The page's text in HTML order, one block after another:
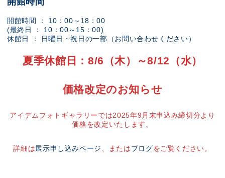
開館時間 ： 10：00～18：00
(最終日 ： 10：00～15：00)
休館日 ： 日曜日・祝日の一部（お問い合わせください）
夏季休館日：8/6（木）～8/12（水）
価格改定のお知らせ
アイデムフォトギャラリーでは2025年9月末申込み締切分より
価格を改定いたします。
詳細は展示申し込みページ 、またはブログをご覧ください。